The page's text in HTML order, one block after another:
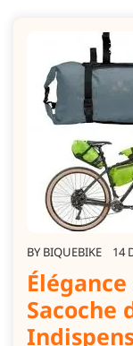
BY BIQUEBIKE 14
Sacoche